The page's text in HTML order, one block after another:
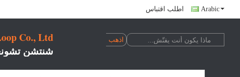
اطلب اقتباس Arabic
Co., Ltd
شنتشن